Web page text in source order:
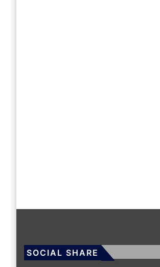
SOCIAL SHARE